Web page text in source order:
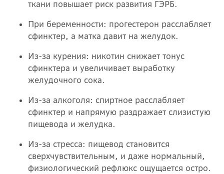
ткани повышает риск развития ГЭРБ.
При беременности: прогестерон расслабляет
сфинктер, а матка давит на желудок.
Из-за курения: никотин снижает тонус
сфинктера и увеличивает выработку
желудочного сока.
Из-за алкоголя: спиртное расслабляет
сфинктер и напрямую раздражает слизистую
пищевода и желудка.
Из-за стресса: пищевод становится
сверхчувствительным, и даже нормальный,
физиологический рефлюкс ощущается остро.